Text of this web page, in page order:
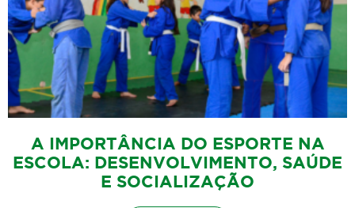
A IMPORTÂNCIA DO ESPORTE NA
ESCOLA: DESENVOLVIMENTO, SAÚDE
E SOCIALIZAÇÃO